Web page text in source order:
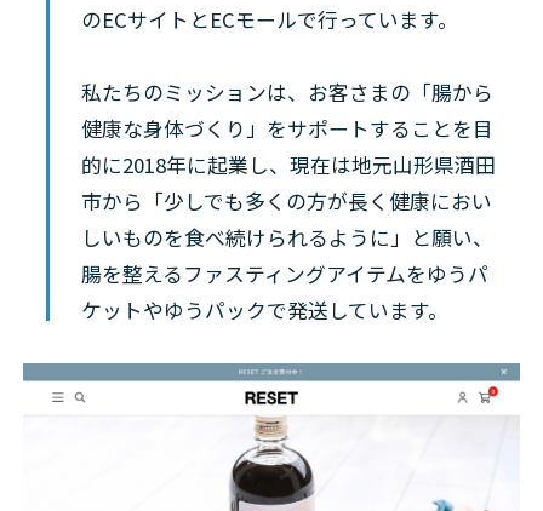
のECサイトとECモールで行っています。
私たちのミッションは、お客さまの「腸から
健康な身体づくり」をサポートすることを目
的に2018年に起業し、現在は地元山形県酒田
市から「少しでも多くの方が長く健康におい
しいものを食べ続けられるように」と願い、
腸を整えるファスティングアイテムをゆうパ
ケットやゆうパックで発送しています。